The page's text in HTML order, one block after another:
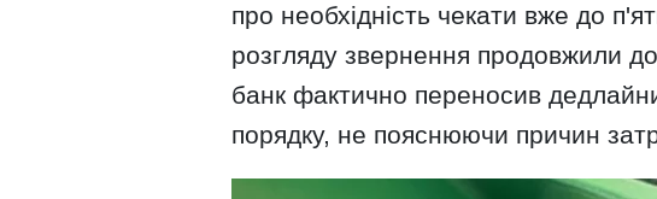
про необхідність чекати вже до
розгляду звернення продовжили
банк фактично переносив
порядку, не пояснюючи причин